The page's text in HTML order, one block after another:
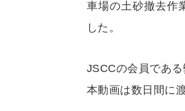
車場の土砂撤去作
した。
JSCCの会員である
本動画は数日間に